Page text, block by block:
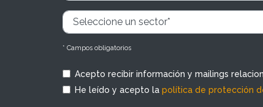
* Campos obligatorios
Acepto recibir información y mailings
He leído y acepto la política de protección